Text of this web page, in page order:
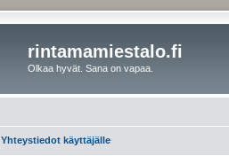
rintamamiestalo.fi
Olkaa hyvät. Sana on vapaa.
Yhteystiedot käyttäjälle